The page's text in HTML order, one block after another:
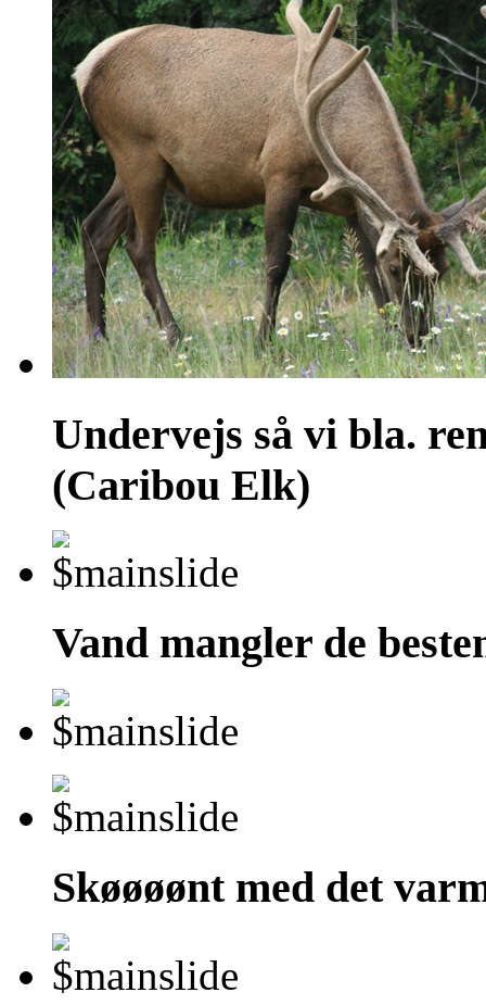
Undervejs så vi bla.
(Caribou Elk)
Vand mangler de
Skøøøønt med det